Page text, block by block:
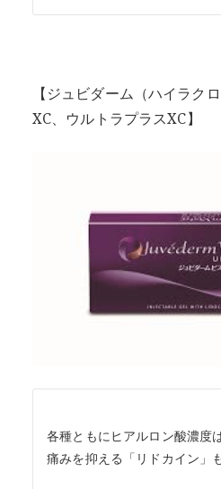
【ジュビダーム（ハイラク
XC、ウルトラプラスXC】
各種ともにヒアルロン酸濃度
痛みを抑える「リドカイン」